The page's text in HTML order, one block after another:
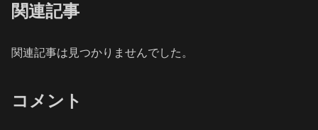
関連記事
関連記事は見つかりませんでした。
コメント